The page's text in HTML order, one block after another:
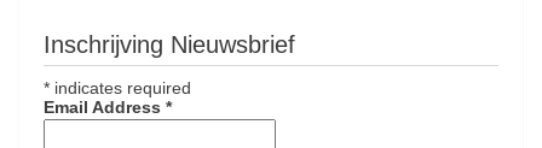
Inschrijving Nieuwsbrief
* indicates required
Email Address *